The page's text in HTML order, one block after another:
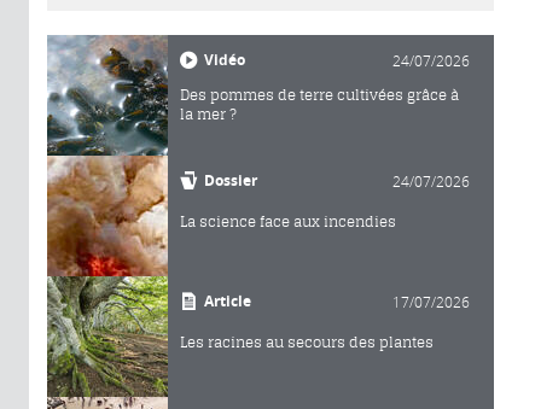
Vidéo 24/07/2026
Des pommes de terre cultivées grâce à
la mer ?
Dossier 24/07/2026
La science face aux incendies
Article 17/07/2026
Les racines au secours des plantes